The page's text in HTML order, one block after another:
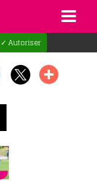
✓ Autoriser